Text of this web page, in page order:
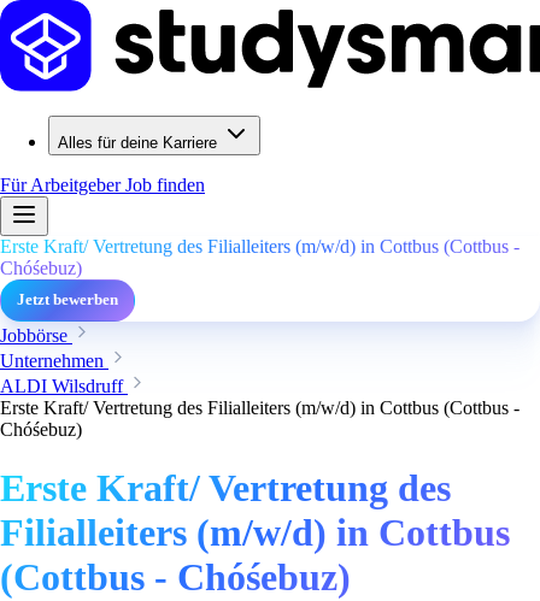
Alles für deine Karriere
Für ArbeitgeberJob finden
Erste Kraft/ Vertretung des Filialleiters (m/w/d) in Cottbus (Cottbus -
Chóśebuz)
Jetzt bewerben
Jobbörse
Unternehmen
ALDI Wilsdruff
Erste Kraft/ Vertretung des Filialleiters (m/w/d) in Cottbus (Cottbus -
Chóśebuz)
Erste Kraft/ Vertretung des
Filialleiters (m/w/d) in Cottbus
(Cottbus - Chóśebuz)